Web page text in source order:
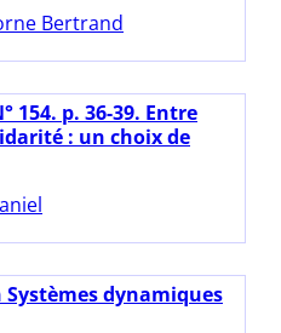
Bertrand
154. p. 36-39. Entre
: un choix de
dynamiques